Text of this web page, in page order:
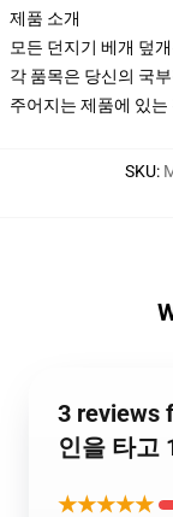
제품 소개
모든 던지기 베개 덮
각 품목은 당신의 국
주어지는 제품에 있
SKU:
3 reviews
인을 타고
★★★★★